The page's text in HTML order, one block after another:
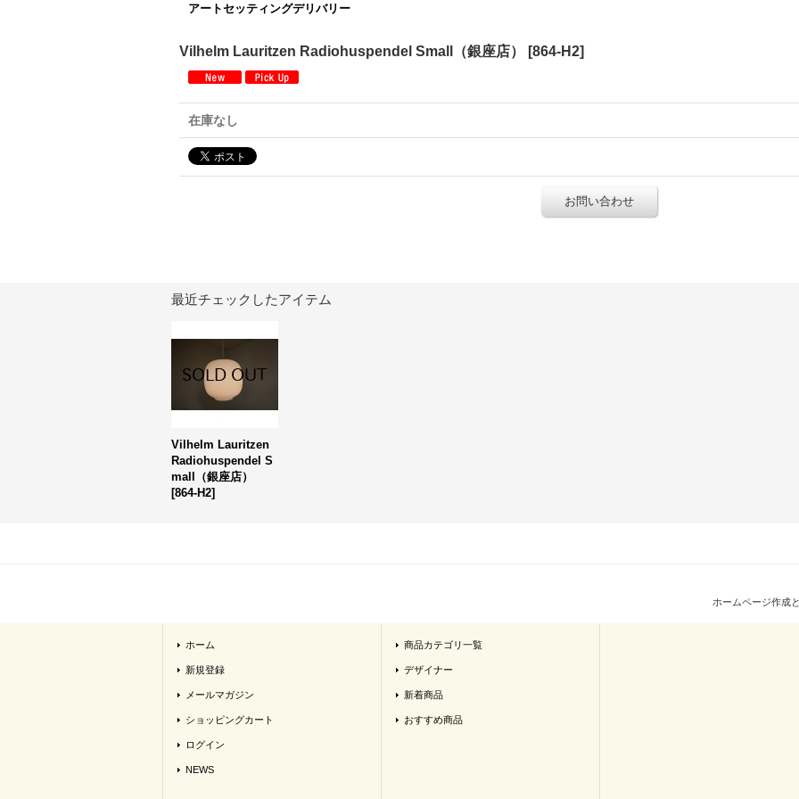
アートセッティングデリバリー
Vilhelm Lauritzen Radiohuspendel Small（銀座店） [864-H2]
在庫なし
お問い合わせ
最近チェックしたアイテム
Vilhelm Lauritzen
Radiohuspendel S
mall（銀座店）
[864-H2]
ホームページ作成
ホーム
新規登録
メールマガジン
ショッピングカート
ログイン
NEWS
商品カテゴリ一覧
デザイナー
新着商品
おすすめ商品